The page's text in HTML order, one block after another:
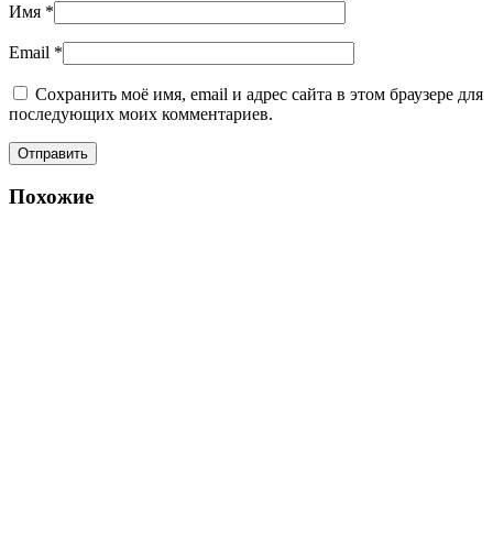
Имя *
Email *
Сохранить моё имя, email и адрес сайта в этом браузере для
последующих моих комментариев.
Похожие